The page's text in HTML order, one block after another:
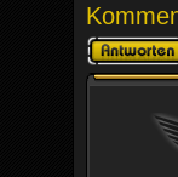
Antwort